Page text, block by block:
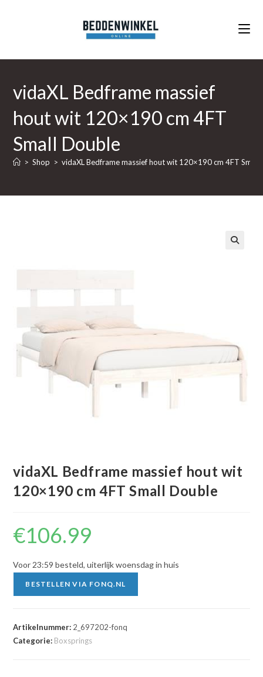
vidaXL Bedframe massief
hout wit 120×190 cm 4FT
Small Double
> Shop > vidaXL Bedframe massief hout wit 120×190 cm 4FT Small
vidaXL Bedframe massief hout wit
120×190 cm 4FT Small Double
€106.99
Voor 23:59 besteld, uiterlijk woensdag in huis
BESTELLEN VIA FONQ.NL
Artikelnummer: 2_697202-fonq
Categorie: Boxsprings